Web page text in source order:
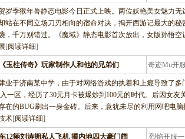
龙服务
岁季猴年兽静态电影今日正式上映。两位妖艳美女魅力
站在不同立场刀刃相向的宿命对决，揭开西游记最大的
，千万别错过。《魔域》静态电影首次放出，女版孙悟
[阅读详细]
玉柱传奇》玩家制作人和他的兄弟们 奇迹Mu开
条龙服务
业于济南某中学，由于对网络游戏的执着和上瘾导致了
一区，经历了30元月卡被爆炒到100元的时代。后因女
在的BUG刷出一身金砖。后来，意犹未尽的利用网吧电
术[阅读详细]
12辆刘涛拥私人飞机 揭内地四大豪门阔 烈焰开服